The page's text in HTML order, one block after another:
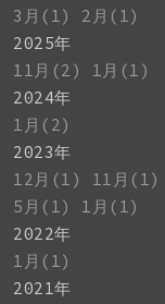
3月(1)
2月(1)
2025年
11月(2)
1月(1)
2024年
1月(2)
2023年
12月(1)
11月(1)
5月(1)
1月(1)
2022年
1月(1)
2021年